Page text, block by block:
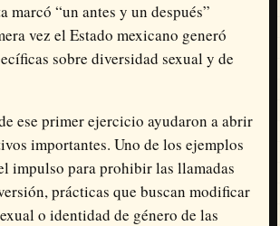
marcó “un antes y un después”
vez el Estado mexicano generó
sobre diversidad sexual y de
ese primer ejercicio ayudaron a abrir
importantes. Uno de los ejemplos
impulso para prohibir las llamadas
prácticas que buscan modificar
o identidad de género de las